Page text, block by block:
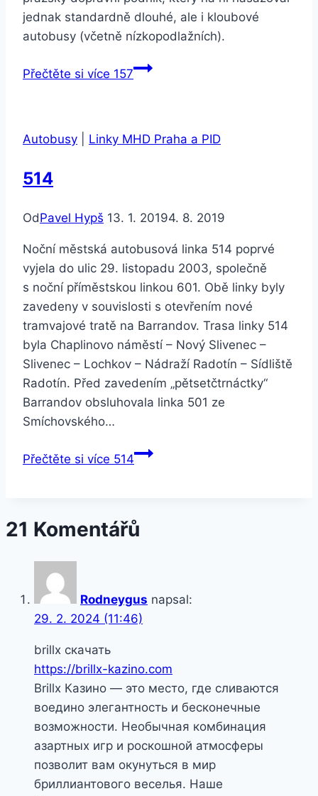
jednak standardně dlouhé, ale i kloubové
autobusy (včetně nízkopodlažních).
Přečtěte si více 157
Autobusy Linky MHD Praha a PID
514
OdPavel Hypš 13. 1. 20194. 8. 2019
Noční městská autobusová linka 514 poprvé
vyjela do ulic 29. listopadu 2003, společně
s noční příměstskou linkou 601. Obě linky byly
zavedeny v souvislosti s otevřením nové
tramvajové tratě na Barrandov. Trasa linky 514
byla Chaplinovo náměstí – Nový Slivenec –
Slivenec – Lochkov – Nádraží Radotín – Sídliště
Radotín. Před zavedením „pětsetčtrnáctky“
Barrandov obsluhovala linka 501 ze
Smíchovského…
Přečtěte si více 514
21 Komentářů
Rodneygus napsal:
29. 2. 2024 (11:46)
brillx скачать
https://brillx-kazino.com
Brillx Казино — это место, где сливаются
воедино элегантность и бесконечные
возможности. Необычная комбинация
азартных игр и роскошной атмосферы
позволит вам окунуться в мир
бриллиантового веселья. Наше